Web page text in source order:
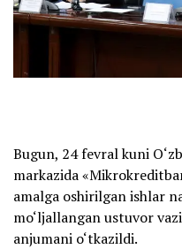
Bugun, 24 fevral kuni
markazida
amalga oshirilgan ishlar
mo‘ljallangan ustuvor
anjumani o‘tkazildi.